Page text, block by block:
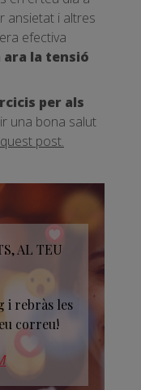
ansietat i altres
efectiva
ara la tensió
per als
una bona salut
post.
AL TEU
i rebràs les
correu!